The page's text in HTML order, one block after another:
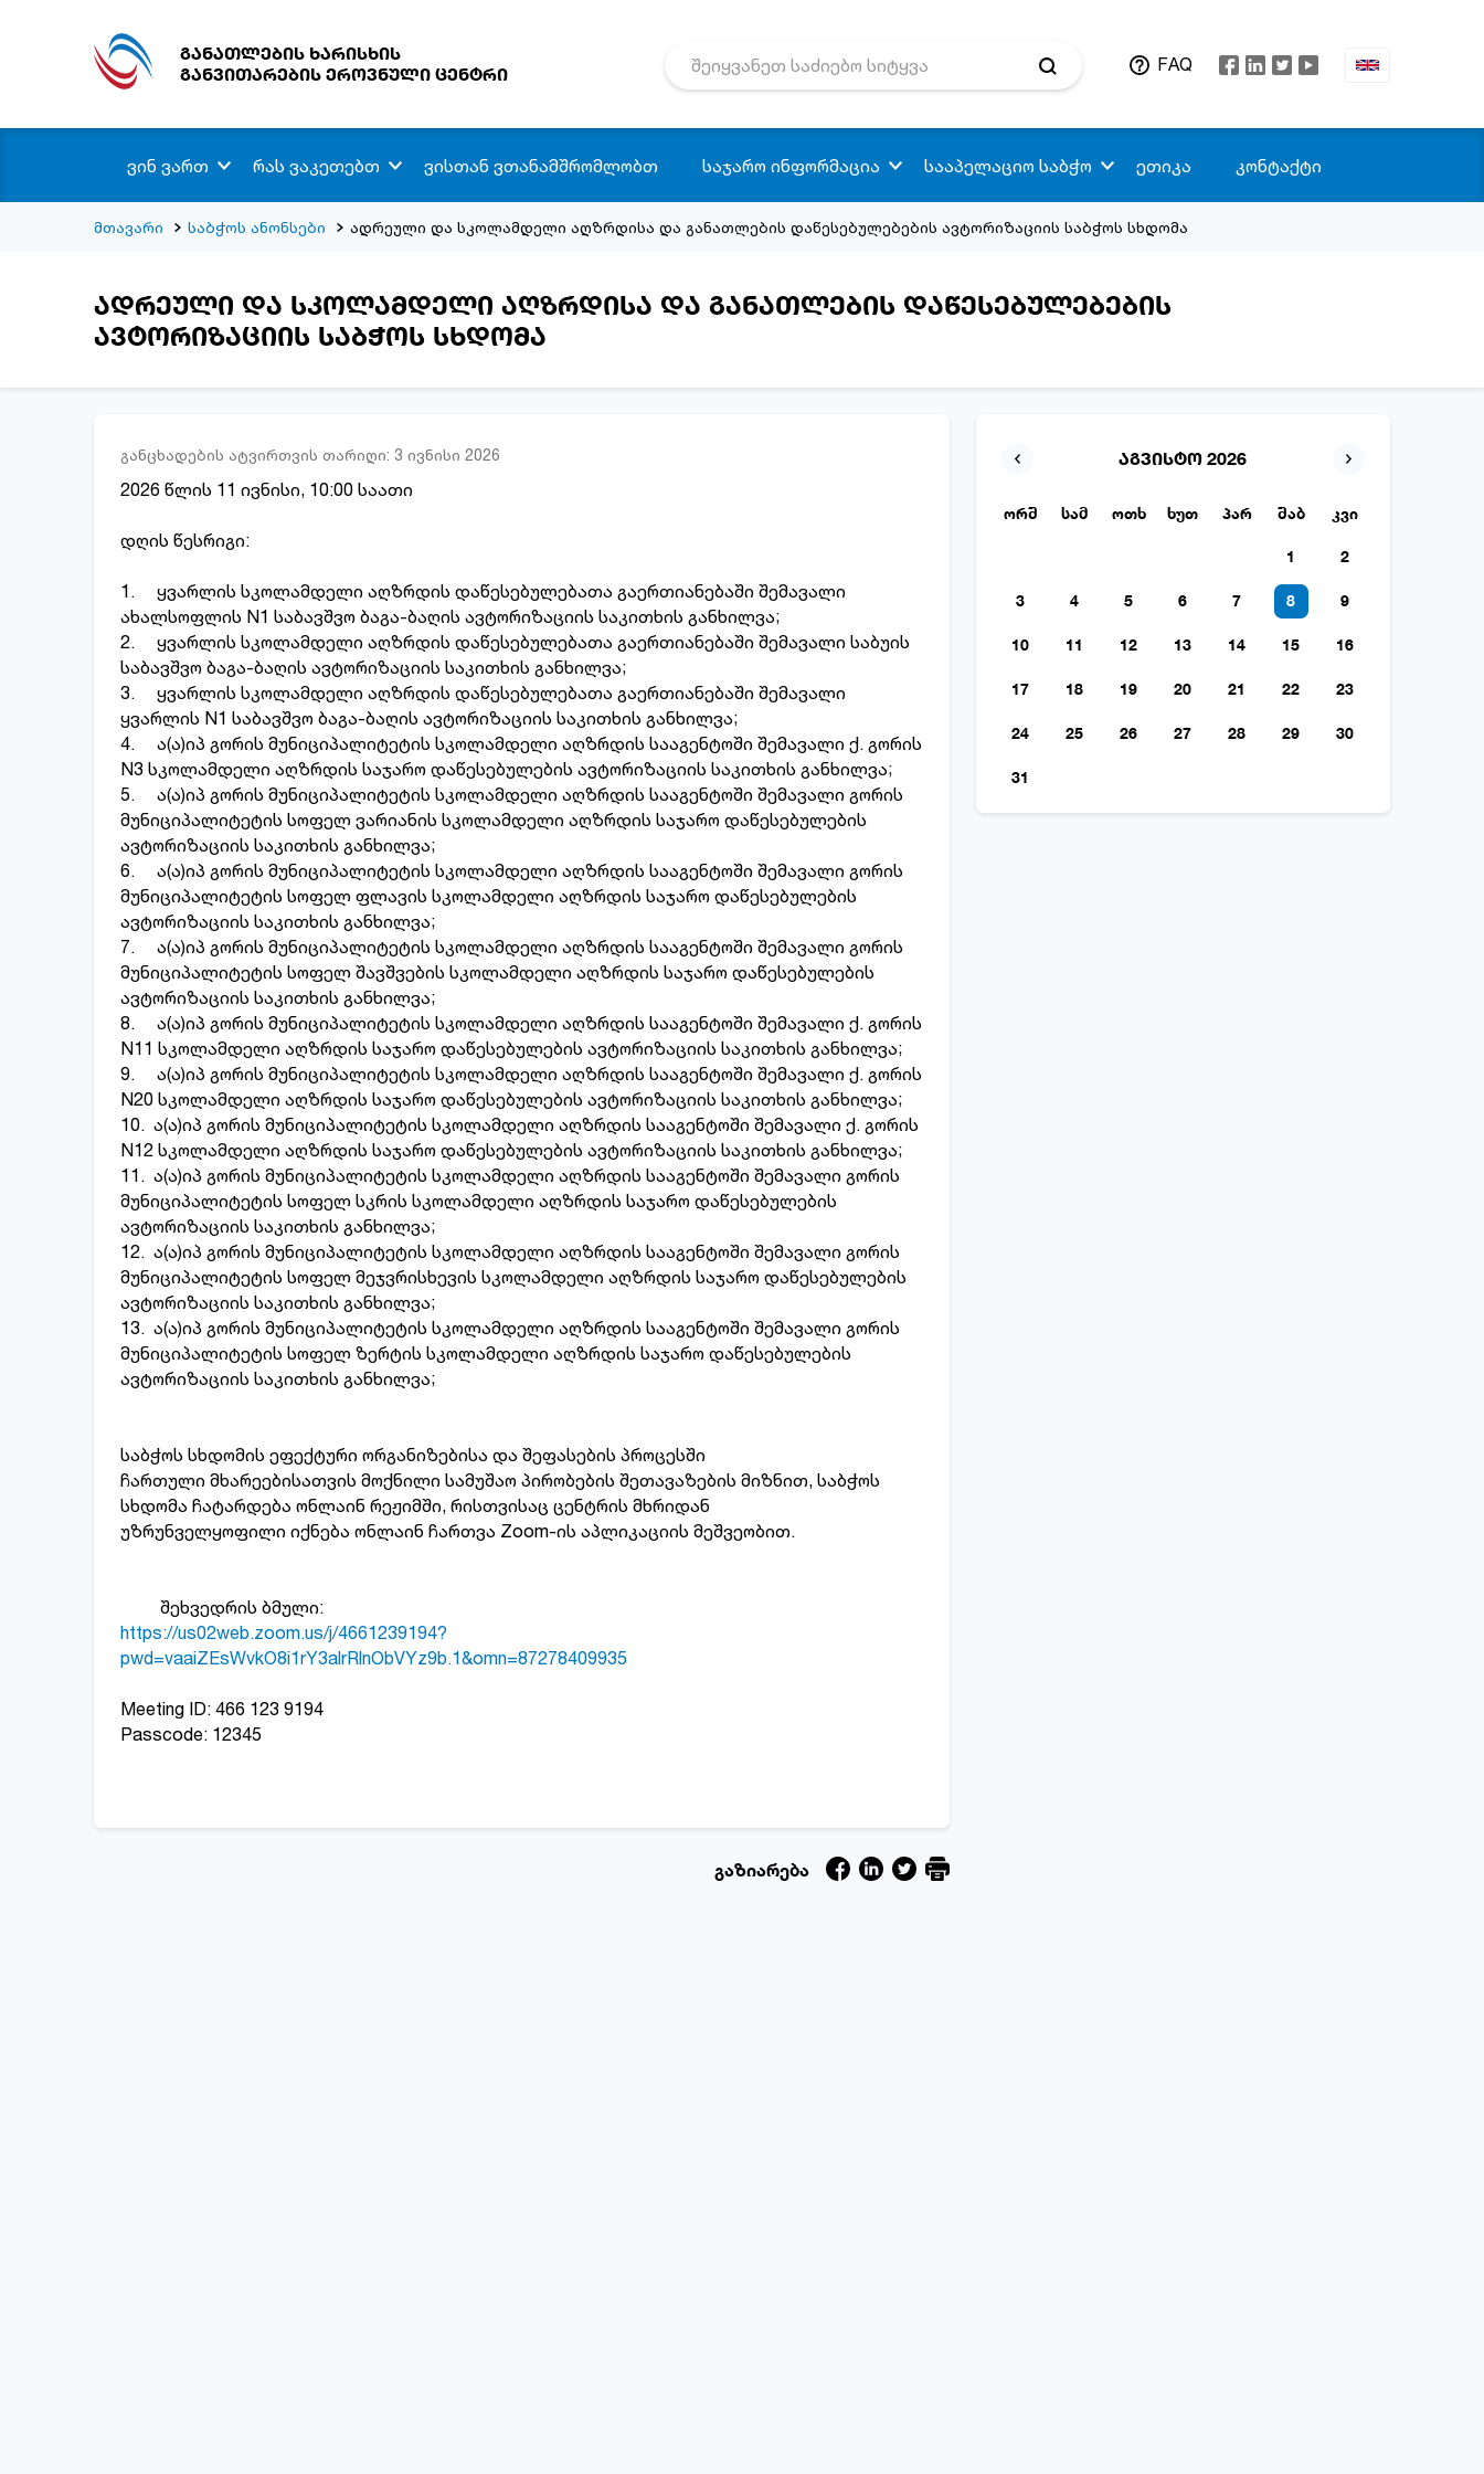
განათლების ხარისხის
განვითარების ეროვნული ცენტრი
FAQ
ვინ ვართ რას ვაკეთებთ ვისთან ვთანამშრომლობთ საჯარო ინფორმაცია სააპელაციო საბჭო ეთიკა კონტაქტი
მთავარი საბჭოს ანონსები ადრეული და სკოლამდელი აღზრდისა და განათლების დაწესებულებების ავტორიზაციის საბჭოს სხდომა
ადრეული და სკოლამდელი აღზრდისა და განათლების დაწესებულებების
ავტორიზაციის საბჭოს სხდომა
აგვისტო 2026
ორშ სამ ოთხ ხუთ პარ შაბ კვი
1 2
3 4 5 6 7 8 9
10 11 12 13 14 15 16
17 18 19 20 21 22 23
24 25 26 27 28 29 30
31
განცხადების ატვირთვის თარიღი: 3 ივნისი 2026
2026 წლის 11 ივნისი, 10:00 საათი
დღის წესრიგი:
1. ყვარლის სკოლამდელი აღზრდის დაწესებულებათა გაერთიანებაში შემავალი
ახალსოფლის N1 საბავშვო ბაგა-ბაღის ავტორიზაციის საკითხის განხილვა;
2. ყვარლის სკოლამდელი აღზრდის დაწესებულებათა გაერთიანებაში შემავალი საბუის
საბავშვო ბაგა-ბაღის ავტორიზაციის საკითხის განხილვა;
3. ყვარლის სკოლამდელი აღზრდის დაწესებულებათა გაერთიანებაში შემავალი
ყვარლის N1 საბავშვო ბაგა-ბაღის ავტორიზაციის საკითხის განხილვა;
4. ა(ა)იპ გორის მუნიციპალიტეტის სკოლამდელი აღზრდის სააგენტოში შემავალი ქ. გორის
N3 სკოლამდელი აღზრდის საჯარო დაწესებულების ავტორიზაციის საკითხის განხილვა;
5. ა(ა)იპ გორის მუნიციპალიტეტის სკოლამდელი აღზრდის სააგენტოში შემავალი გორის
მუნიციპალიტეტის სოფელ ვარიანის სკოლამდელი აღზრდის საჯარო დაწესებულების
ავტორიზაციის საკითხის განხილვა;
6. ა(ა)იპ გორის მუნიციპალიტეტის სკოლამდელი აღზრდის სააგენტოში შემავალი გორის
მუნიციპალიტეტის სოფელ ფლავის სკოლამდელი აღზრდის საჯარო დაწესებულების
ავტორიზაციის საკითხის განხილვა;
7. ა(ა)იპ გორის მუნიციპალიტეტის სკოლამდელი აღზრდის სააგენტოში შემავალი გორის
მუნიციპალიტეტის სოფელ შავშვების სკოლამდელი აღზრდის საჯარო დაწესებულების
ავტორიზაციის საკითხის განხილვა;
8. ა(ა)იპ გორის მუნიციპალიტეტის სკოლამდელი აღზრდის სააგენტოში შემავალი ქ. გორის
N11 სკოლამდელი აღზრდის საჯარო დაწესებულების ავტორიზაციის საკითხის განხილვა;
9. ა(ა)იპ გორის მუნიციპალიტეტის სკოლამდელი აღზრდის სააგენტოში შემავალი ქ. გორის
N20 სკოლამდელი აღზრდის საჯარო დაწესებულების ავტორიზაციის საკითხის განხილვა;
10. ა(ა)იპ გორის მუნიციპალიტეტის სკოლამდელი აღზრდის სააგენტოში შემავალი ქ. გორის
N12 სკოლამდელი აღზრდის საჯარო დაწესებულების ავტორიზაციის საკითხის განხილვა;
11. ა(ა)იპ გორის მუნიციპალიტეტის სკოლამდელი აღზრდის სააგენტოში შემავალი გორის
მუნიციპალიტეტის სოფელ სკრის სკოლამდელი აღზრდის საჯარო დაწესებულების
ავტორიზაციის საკითხის განხილვა;
12. ა(ა)იპ გორის მუნიციპალიტეტის სკოლამდელი აღზრდის სააგენტოში შემავალი გორის
მუნიციპალიტეტის სოფელ მეჯვრისხევის სკოლამდელი აღზრდის საჯარო დაწესებულების
ავტორიზაციის საკითხის განხილვა;
13. ა(ა)იპ გორის მუნიციპალიტეტის სკოლამდელი აღზრდის სააგენტოში შემავალი გორის
მუნიციპალიტეტის სოფელ ზერტის სკოლამდელი აღზრდის საჯარო დაწესებულების
ავტორიზაციის საკითხის განხილვა;
საბჭოს სხდომის ეფექტური ორგანიზებისა და შეფასების პროცესში
ჩართული მხარეებისათვის მოქნილი სამუშაო პირობების შეთავაზების მიზნით, საბჭოს
სხდომა ჩატარდება ონლაინ რეჟიმში, რისთვისაც ცენტრის მხრიდან
უზრუნველყოფილი იქნება ონლაინ ჩართვა Zoom-ის აპლიკაციის მეშვეობით.
შეხვედრის ბმული:
https://us02web.zoom.us/j/4661239194?
pwd=vaaiZEsWvkO8i1rY3alrRlnObVYz9b.1&omn=87278409935
Meeting ID: 466 123 9194
Passcode: 12345
გაზიარება